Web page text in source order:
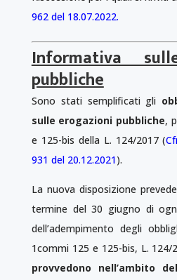
962 del 18.07.2022.
Informativa
pubbliche
Sono stati semplificati gli
sulle erogazioni pubbliche,
e 125-bis della L. 124/2017 (
931 del 20.12.2021).
La nuova disposizione
termine del 30 giugno di
dell’adempimento degli
1commi 125 e 125-bis, L. 124/
provvedono nell’ambito